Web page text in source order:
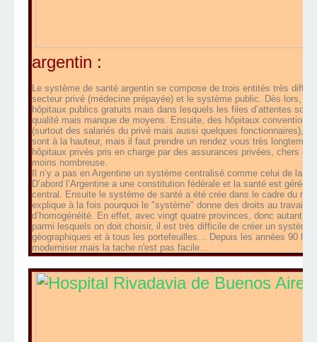
argentin :
Le système de santé argentin se compose de trois entités très
secteur privé (médecine prépayée) et le système public. Dès lors, on
hôpitaux publics gratuits mais dans lesquels les files d’attentes
qualité mais manque de moyens. Ensuite, des hôpitaux
(surtout des salariés du privé mais aussi quelques fonctionnaires),
sont à la hauteur, mais il faut prendre un rendez vous très
hôpitaux privés pris en charge par des assurances privées, chers
moins nombreuse.
Il n’y a pas en Argentine un système centralisé comme celui de la
D’abord l’Argentine a une constitution fédérale et la santé est gérée
central. Ensuite le système de santé a été crée dans le cadre du
explique à la fois pourquoi le "système" donne des droits au
d’homogénéité. En effet, avec vingt quatre provinces, donc autant
parmi lesquels on doit choisir, il est très difficile de créer un
géographiques et à tous les portefeuilles… Depuis les années 90
moderniser mais la tache n'est pas facile...